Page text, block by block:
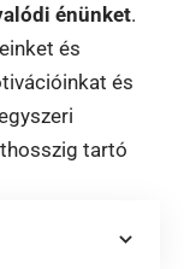
énünket.
és
és
tartó